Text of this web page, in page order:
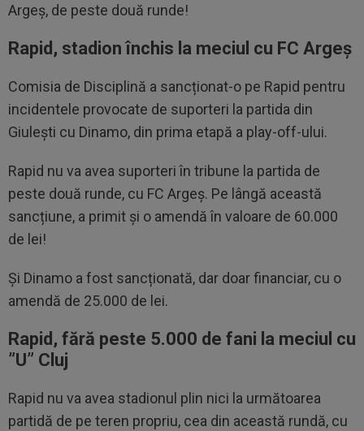
Argeș, de peste două runde!
Rapid, stadion închis la meciul cu FC Argeș
Comisia de Disciplină a sancționat-o pe Rapid pentru
incidentele provocate de suporteri la partida din
Giulești cu Dinamo, din prima etapă a play-off-ului.
Rapid nu va avea suporteri în tribune la partida de
peste două runde, cu FC Argeș. Pe lângă această
sancțiune, a primit și o amendă în valoare de 60.000
de lei!
Și Dinamo a fost sancționată, dar doar financiar, cu o
amendă de 25.000 de lei.
Rapid, fără peste 5.000 de fani la meciul cu
”U” Cluj
Rapid nu va avea stadionul plin nici la următoarea
partidă de pe teren propriu, cea din această rundă, cu